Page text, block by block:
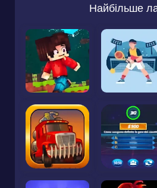
Найбільше